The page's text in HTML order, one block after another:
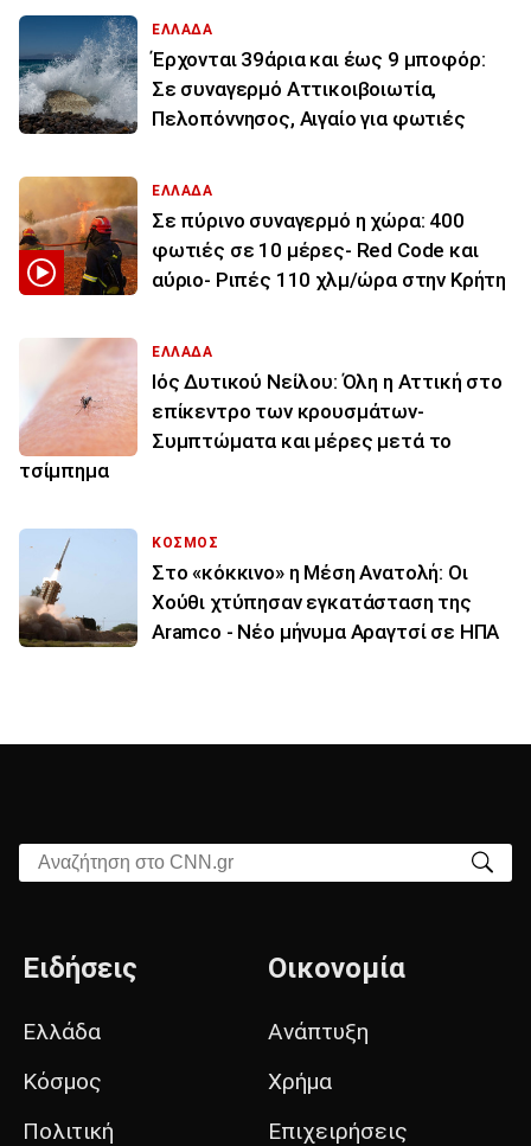
ΕΛΛΑΔΑ
Έρχονται 39άρια και έως 9 μποφόρ:
Σε συναγερμό Αττικοιβοιωτία,
Πελοπόννησος, Αιγαίο για φωτιές
ΕΛΛΑΔΑ
Σε πύρινο συναγερμό η χώρα: 400
φωτιές σε 10 μέρες- Red Code και
αύριο- Ριπές 110 χλμ/ώρα στην Κρήτη
ΕΛΛΑΔΑ
Ιός Δυτικού Νείλου: Όλη η Αττική στο
επίκεντρο των κρουσμάτων-
Συμπτώματα και μέρες μετά το
τσίμπημα
ΚΟΣΜΟΣ
Στο «κόκκινο» η Μέση Ανατολή: Οι
Χούθι χτύπησαν εγκατάσταση της
Aramco - Νέο μήνυμα Αραγτσί σε ΗΠΑ
Αναζήτηση στο CNN.gr
Ειδήσεις
Ελλάδα
Κόσμος
Πολιτική
Οικονομία
Ανάπτυξη
Χρήμα
Επιχειρήσεις